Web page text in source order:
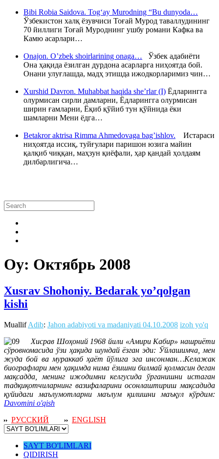
Bibi Robia Saidova. Tog‘ay Murodning “Bu dunyoda…
Ўзбекистон халқ ёзувчиси Тоғай Мурод таваллудининг
70 йиллиги Тоғай Муроднинг ушбу романи Кафка ва
Камю асарлари…
Onajon. O’zbek shoirlarining onaga… Ўзбек адабиёти
Она ҳақида ёзилган дурдона асарларга ниҳоятда бой.
Онани улуғлашда, мадҳ этишда ижодкорларимиз чин…
Xurshid Davron. Muhabbat haqida she’rlar (I) Ёдларингга
олурмисан сирли дамларни, Ёдларингга олурмисан
ширин ғамларни, Ёқиб қўйиб тун қўйнида ёки
шамларни Мени ёдга…
Betakror aktrisa Rimma Ahmedovaga bag’ishlov. Истараси
ниҳоятда иссиқ, туйғулари паришон юзига майин
қалқиб чиққан, маҳзун қиёфали, ҳар қандай ҳолдаям
дилбарлигича…
Oy: Октябрь 2008
Xusrav Shohoniy. Bedarak yo’qolgan
kishi
MuallifAdib: Jahon adabiyoti va madaniyati 04.10.2008 izoh yo'q
Хисрав Шоҳоний 1968 йили «Амири Кабир» нашриёти
сўровномасида ўзи ҳақида шундай ёзган эди: Ўйлашимча, мен
жуда бой ва мураккаб ҳаёт йўлига эга инсонман…Келажак
биографлари мен ҳақимда нима ёзишни билмай қолмасин деган
мақсадда, менинг ижодимни келгусида ўрганишни истаган
тадқиқотчиларнинг вазифаларини осонлаштириш мақсадида
қуйидаги маълумотларни маълум қилишни маъқул кўрдим:
Davomini o'qish
РУССКИЙ
ENGLISH
SAYT BO'LIMLARI
QIDIRISH